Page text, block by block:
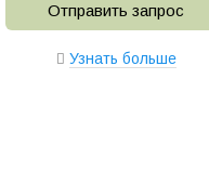
Отправить запрос
Узнать больше